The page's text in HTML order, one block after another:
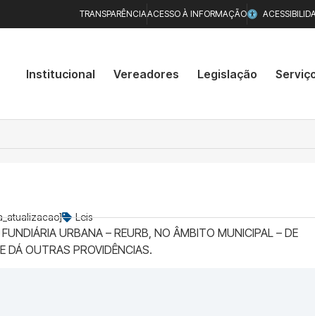
TRANSPARÊNCIAACESSO À INFORMAÇÃO
Institucional Vereadores Legislação
Leis
URBANA – REURB, NO ÂMBITO MUNICIPAL – DE
DÁ OUTRAS PROVIDÊNCIAS.